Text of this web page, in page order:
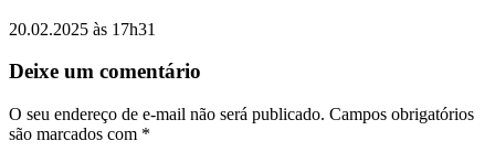
20.02.2025 às 17h31
Deixe um comentário
O seu endereço de e-mail não será publicado. Campos obrigatórios
são marcados com *